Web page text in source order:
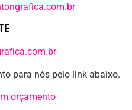
para nós pelo link abaixo.
orçamento